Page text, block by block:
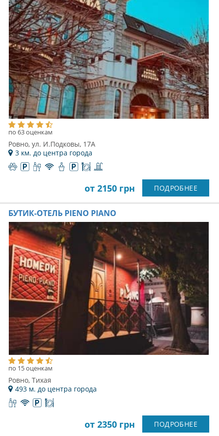
по 63 оценкам
Ровно, ул. И.Подковы, 17А
3 км. до центра города
от 2150 грн ПОДРОБНЕЕ
БУТИК-ОТЕЛЬ PIENO PIANO
по 15 оценкам
Ровно, Тихая
493 м. до центра города
от 2350 грн ПОДРОБНЕЕ